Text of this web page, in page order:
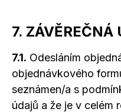
7. ZÁVĚREČNÁ
7.1. Odesláním
objednávkového
seznámen/a s
údajů a že je v celém